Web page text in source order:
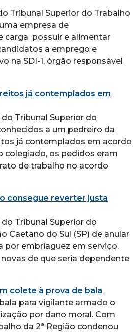
Tribunal Superior do Trabalho
empresa de
carga possuir e alimentar
a emprego e
na SDI-1, órgão responsável
já contemplados em
Tribunal Superior do
a um pedreiro da
já contemplados em acordo
colegiado, os pedidos eram
de trabalho no acordo
consegue reverter justa
Tribunal Superior do
Caetano do Sul (SP) de anular
por embriaguez em serviço.
de que seria dependente
colete à prova de bala
para vigilante armado o
por dano moral. Com
da 2ª Região condenou